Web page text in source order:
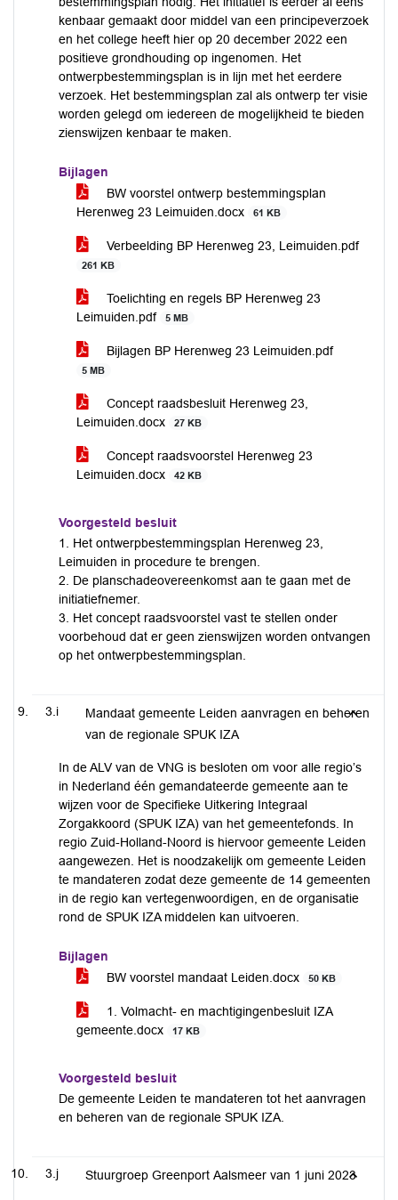
kenbaar gemaakt door middel van een principeverzoek
en het college heeft hier op 20 december 2022 een
positieve grondhouding op ingenomen. Het
ontwerpbestemmingsplan is in lijn met het eerdere
verzoek. Het bestemmingsplan zal als ontwerp ter visie
worden gelegd om iedereen de mogelijkheid te bieden
zienswijzen kenbaar te maken.
Bijlagen
BW voorstel ontwerp bestemmingsplan
Herenweg 23 Leimuiden.docx
61 KB
Verbeelding BP Herenweg 23, Leimuiden.pdf
261 KB
Toelichting en regels BP Herenweg 23
Leimuiden.pdf
5 MB
Bijlagen BP Herenweg 23 Leimuiden.pdf
5 MB
Concept raadsbesluit Herenweg 23,
Leimuiden.docx
27 KB
Concept raadsvoorstel Herenweg 23
Leimuiden.docx
42 KB
Voorgesteld besluit
1. Het ontwerpbestemmingsplan Herenweg 23,
Leimuiden in procedure te brengen.
2. De planschadeovereenkomst aan te gaan met de
initiatiefnemer.
3. Het concept raadsvoorstel vast te stellen onder
voorbehoud dat er geen zienswijzen worden ontvangen
op het ontwerpbestemmingsplan.
3.i
Mandaat gemeente Leiden aanvragen en beheren
van de regionale SPUK IZA
In de ALV van de VNG is besloten om voor alle regio’s
in Nederland één gemandateerde gemeente aan te
wijzen voor de Specifieke Uitkering Integraal
Zorgakkoord (SPUK IZA) van het gemeentefonds. In
regio Zuid-Holland-Noord is hiervoor gemeente Leiden
aangewezen. Het is noodzakelijk om gemeente Leiden
te mandateren zodat deze gemeente de 14 gemeenten
in de regio kan vertegenwoordigen, en de organisatie
rond de SPUK IZA middelen kan uitvoeren.
Bijlagen
BW voorstel mandaat Leiden.docx
50 KB
1. Volmacht- en machtigingenbesluit IZA
gemeente.docx
17 KB
Voorgesteld besluit
De gemeente Leiden te mandateren tot het aanvragen
en beheren van de regionale SPUK IZA.
3.j Stuurgroep Greenport Aalsmeer van 1 juni 2023